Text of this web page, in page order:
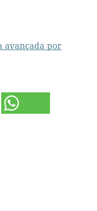
avançada por